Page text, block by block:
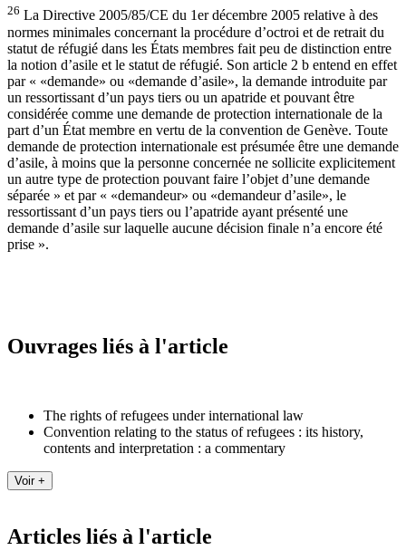
26 La Directive 2005/85/CE du 1er décembre 2005 relative à des
normes minimales concernant la procédure d’octroi et de retrait du
statut de réfugié dans les États membres fait peu de distinction entre
la notion d’asile et le statut de réfugié. Son article 2 b entend en effet
par « «demande» ou «demande d’asile», la demande introduite par
un ressortissant d’un pays tiers ou un apatride et pouvant être
considérée comme une demande de protection internationale de la
part d’un État membre en vertu de la convention de Genève. Toute
demande de protection internationale est présumée être une demande
d’asile, à moins que la personne concernée ne sollicite explicitement
un autre type de protection pouvant faire l’objet d’une demande
séparée » et par « «demandeur» ou «demandeur d’asile», le
ressortissant d’un pays tiers ou l’apatride ayant présenté une
demande d’asile sur laquelle aucune décision finale n’a encore été
prise ».
Ouvrages liés à l'article
The rights of refugees under international law
Convention relating to the status of refugees : its history,
contents and interpretation : a commentary
Articles liés à l'article